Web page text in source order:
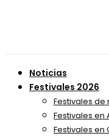
Noticias
Festivales 2026
Festivales de
Festivales en
Festivales en